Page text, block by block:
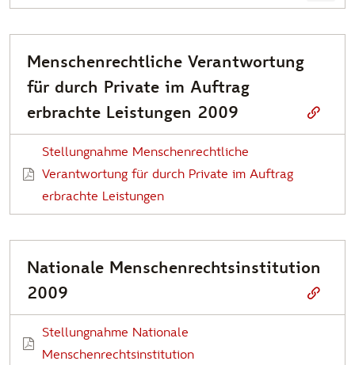
Menschenrechtliche Verantwortung
für durch Private im Auftrag
erbrachte Leistungen 2009
Stellungnahme Menschenrechtliche
Verantwortung für durch Private im Auftrag
erbrachte Leistungen
Nationale Menschenrechtsinstitution
2009
Stellungnahme Nationale
Menschenrechtsinstitution